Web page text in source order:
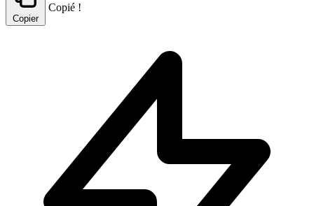
Copier
Copié !